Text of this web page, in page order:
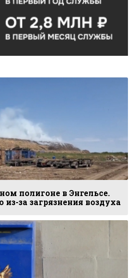
полигоне в Энгельсе.
за загрязнения воздуха